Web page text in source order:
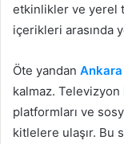
etkinlikler ve yerel
içerikleri arasında
Öte yandan
kalmaz.
platformları ve
kitlelere ulaşır. Bu